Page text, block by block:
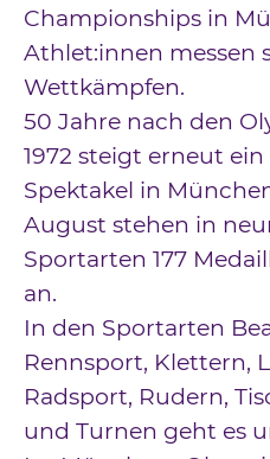
Championships in
Athlet:innen messen
Wettkämpfen.
50 Jahre nach den
1972 steigt erneut
Spektakel in
August stehen in
Sportarten 177
an.
In den Sportarten
Rennsport, Klettern,
Radsport, Rudern,
und Turnen geht es